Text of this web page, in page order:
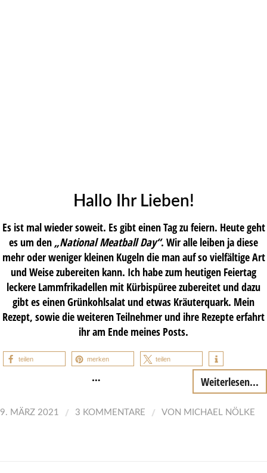
Hallo Ihr Lieben!
Es ist mal wieder soweit. Es gibt einen Tag zu feiern. Heute geht
es um den „National Meatball Day“. Wir alle leiben ja diese
mehr oder weniger kleinen Kugeln die man auf so vielfältige Art
und Weise zubereiten kann. Ich habe zum heutigen Feiertag
leckere Lammfrikadellen mit Kürbispüree zubereitet und dazu
gibt es einen Grünkohlsalat und etwas Kräuterquark. Mein
Rezept, sowie die weiteren Teilnehmer und ihre Rezepte erfahrt
ihr am Ende meines Posts.
teilen merken teilen
… Weiterlesen...
9. MÄRZ 2021 / 3 KOMMENTARE / VON MICHAEL NÖLKE